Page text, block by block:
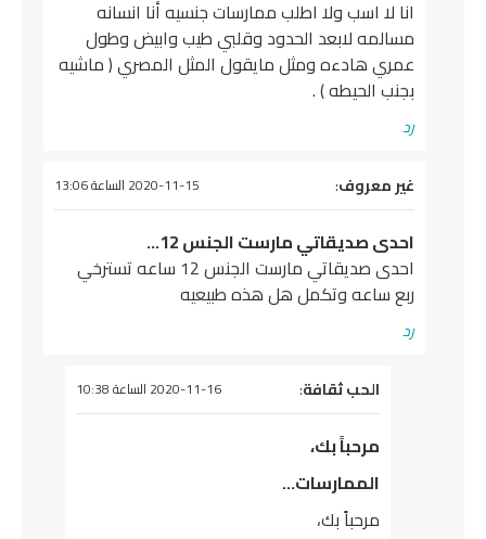
انا لا اسب ولا اطلب ممارسات جنسيه أنا انسانه
مسالمه لابعد الحدود وقلبي طيب وابيض وطول
عمري هادءه ومثل مايقول المثل المصري ( ماشيه
بجنب الحيطه ) .
رد
يقول
غير معروف: 2020-11-15 الساعة 13:06
احدى صديقاتي مارست الجنس 12…
احدى صديقاتي مارست الجنس 12 ساعه تسترخي
ربع ساعه وتكمل هل هذه طبيعيه
رد
يقول
الحب ثقافة: 2020-11-16 الساعة 10:38
مرحباً بك،
الممارسات…
مرحباً بك،